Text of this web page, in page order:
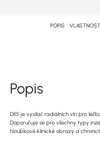
POPIS
Popis
DI15 je vysílač radiálních vln pro
Doporučuje se pro všechny typy
hloubkové klinické obrazy a